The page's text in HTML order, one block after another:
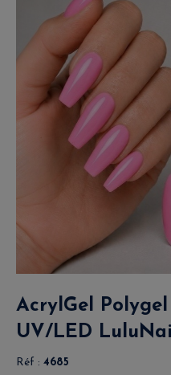
AcrylGel
UV/LED
Réf : 4685